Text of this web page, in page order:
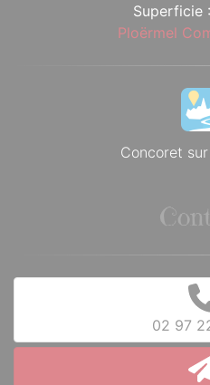
Superficie
Ploërmel
Concoret
02 97